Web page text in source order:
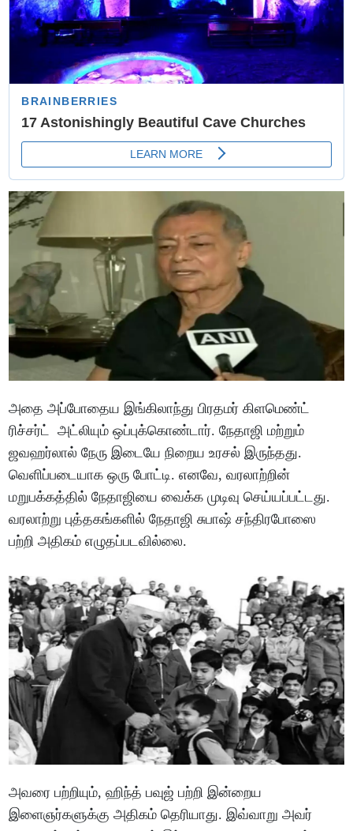
அதை அப்போதைய இங்கிலாந்து பிரதமர் கிளமெண்ட்
ரிச்சர்ட் அட்லியும் ஒப்புக்கொண்டார். நேதாஜி மற்றும்
ஜவஹர்லால் நேரு இடையே நிறைய உரசல் இருந்தது.
வெளிப்படையாக ஒரு போட்டி. எனவே, வரலாற்றின்
மறுபக்கத்தில் நேதாஜியை வைக்க முடிவு செய்யப்பட்டது.
வரலாற்று புத்தகங்களில் நேதாஜி சுபாஷ் சந்திரபோஸை
பற்றி அதிகம் எழுதப்படவில்லை.
அவரை பற்றியும், ஹிந்த் பவுஜ் பற்றி இன்றைய
இளைஞர்களுக்கு அதிகம் தெரியாது. இவ்வாறு அவர்